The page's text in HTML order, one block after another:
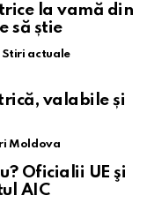
la vamă din
să știe
Stiri actuale
valabile și
Moldova
Oficialii UE şi
AIC